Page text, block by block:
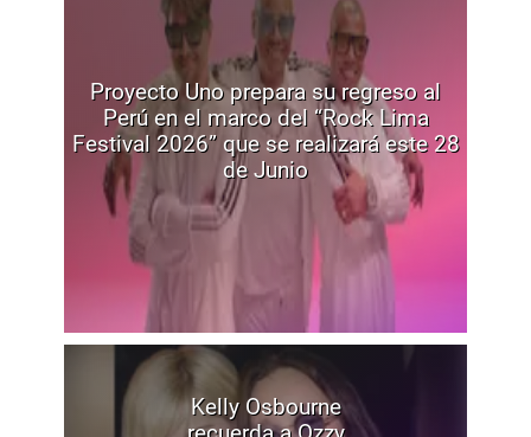
Proyecto Uno prepara su regreso al
Perú en el marco del “Rock Lima
Festival 2026” que se realizará este 28
de Junio
Kelly Osbourne